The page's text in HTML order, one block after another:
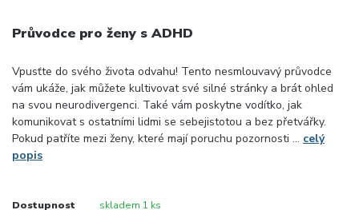
Průvodce pro ženy s ADHD
Vpusťte do svého života odvahu! Tento nesmlouvavý průvodce
vám ukáže, jak můžete kultivovat své silné stránky a brát ohled
na svou neurodivergenci. Také vám poskytne vodítko, jak
komunikovat s ostatními lidmi se sebejistotou a bez přetvářky.
Pokud patříte mezi ženy, které mají poruchu pozornosti ... celý
popis
Dostupnost skladem 1 ks